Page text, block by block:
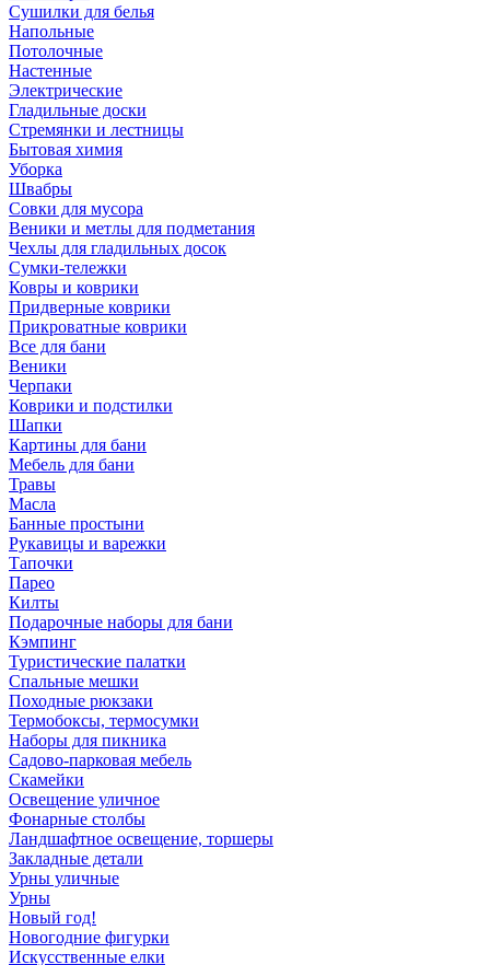
Сушилки для белья
Напольные
Потолочные
Настенные
Электрические
Гладильные доски
Стремянки и лестницы
Бытовая химия
Уборка
Швабры
Совки для мусора
Веники и метлы для подметания
Чехлы для гладильных досок
Сумки-тележки
Ковры и коврики
Придверные коврики
Прикроватные коврики
Все для бани
Веники
Черпаки
Коврики и подстилки
Шапки
Картины для бани
Мебель для бани
Травы
Масла
Банные простыни
Рукавицы и варежки
Тапочки
Парео
Килты
Подарочные наборы для бани
Кэмпинг
Туристические палатки
Спальные мешки
Походные рюкзаки
Термобоксы, термосумки
Наборы для пикника
Садово-парковая мебель
Скамейки
Освещение уличное
Фонарные столбы
Ландшафтное освещение, торшеры
Закладные детали
Урны уличные
Урны
Новый год!
Новогодние фигурки
Искусственные елки